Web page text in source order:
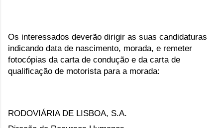
Os interessados deverão dirigir as suas candidaturas
indicando data de nascimento, morada, e remeter
fotocópias da carta de condução e da carta de
qualificação de motorista para a morada:
RODOVIÁRIA DE LISBOA, S.A.